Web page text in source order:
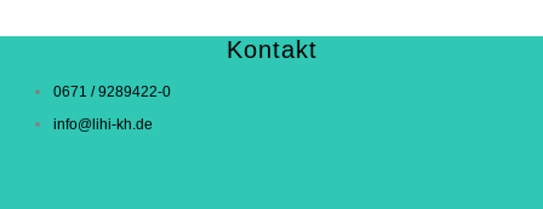
Kontakt
0671 / 9289422-0
info@lihi-kh.de